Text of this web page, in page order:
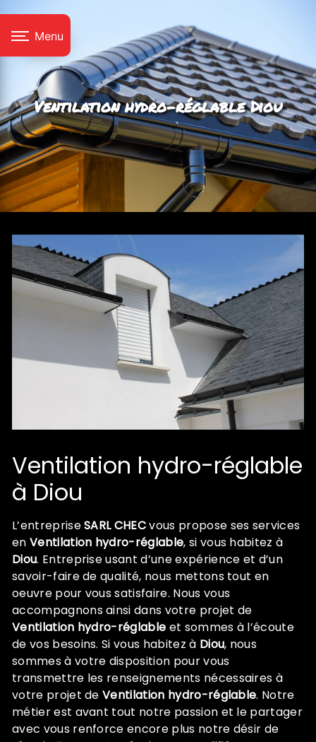
Menu
Ventilation hydro-réglable Diou
Ventilation hydro-réglable
à Diou
L’entrepriseSARL CHECvous propose ses services
en Ventilation hydro-réglable, si vous habitez à
Diou. Entreprise usant d’une expérience et d’un
savoir-faire de qualité, nous mettons tout en
oeuvre pour vous satisfaire. Nous vous
accompagnons ainsi dans votre projet de
Ventilation hydro-réglable et sommes à l’écoute
de vos besoins. Si vous habitez à Diou, nous
sommes à votre disposition pour vous
transmettre les renseignements nécessaires à
votre projet deVentilation hydro-réglable. Notre
métier est avant tout notre passion et le partager
avec vous renforce encore plus notre désir de